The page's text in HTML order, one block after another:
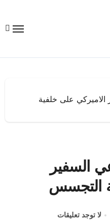
على خلفية
السفير
التجسس
لا توجد تعليقات